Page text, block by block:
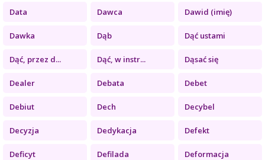
Data Dawca Dawid (imię)
Dawka Dąb Dąć ustami
Dąć, przez d... Dąć, w instr... Dąsać się
Dealer Debata Debet
Debiut Dech Decybel
Decyzja Dedykacja Defekt
Deficyt Defilada Deformacja